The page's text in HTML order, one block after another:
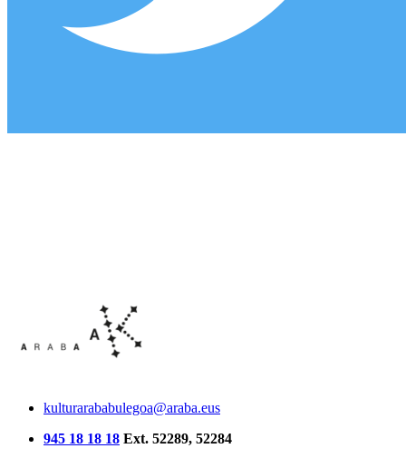
kulturarababulegoa@araba.eus
945 18 18 18 Ext. 52289, 52284